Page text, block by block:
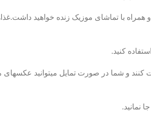
با تماشای موزیک زنده خواهید
کنید.
کنند و شما در صورت تمایل میتوانید عکسهای
نمانید.